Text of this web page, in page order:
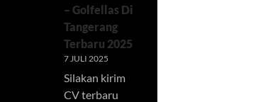
– Golfellas Di
Tangerang
Terbaru 2025
7 JULI 2025
Silakan kirim
CV terbaru